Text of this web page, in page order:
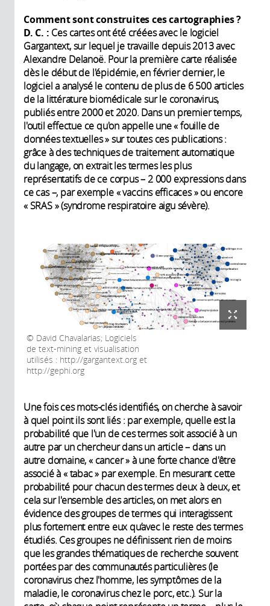
Comment sont construites ces cartographies ?
D. C. : Ces cartes ont été créées avec le logiciel
Gargantext, sur lequel je travaille depuis 2013 avec
Alexandre Delanoë. Pour la première carte réalisée
dès le début de l'épidémie, en février dernier, le
logiciel a analysé le contenu de plus de 6 500 articles
de la littérature biomédicale sur le coronavirus,
publiés entre 2000 et 2020. Dans un premier temps,
l'outil effectue ce qu'on appelle une « fouille de
données textuelles » sur toutes ces publications :
grâce à des techniques de traitement automatique
du langage, on extrait les termes les plus
représentatifs de ce corpus – 2 000 expressions dans
ce cas –, par exemple « vaccins efficaces » ou encore
« SRAS » (syndrome respiratoire aigu sévère).
David Chavalarias; Logiciels
de text-mining et visualisation
utilisés : http://gargantext.org et
http://gephi.org
Une fois ces mots-clés identifiés, on cherche à savoir
à quel point ils sont liés : par exemple, quelle est la
probabilité que l'un de ces termes soit associé à un
autre par un chercheur dans un article – dans un
autre domaine, « cancer » à une forte chance d'être
associé à « tabac » par exemple. En mesurant cette
probabilité pour chacun des termes deux à deux, et
cela sur l'ensemble des articles, on met alors en
évidence des groupes de termes qui interagissent
plus fortement entre eux qu’avec le reste des termes
étudiés. Ces groupes ne définissent rien de moins
que les grandes thématiques de recherche souvent
portées par des communautés particulières (le
coronavirus chez l'homme, les symptômes de la
maladie, le coronavirus chez le porc, etc.). Sur la